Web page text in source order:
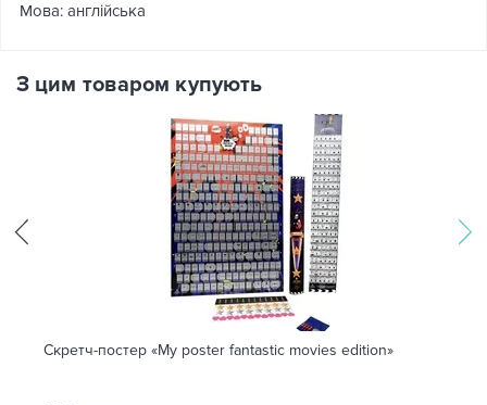
Мова: англійська
З цим товаром купують
Скретч-постер «My poster fantastic movies edition»